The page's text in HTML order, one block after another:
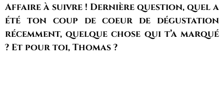
Affaire à suivre ! Dernière question, quel a
été ton coup de coeur de dégustation
récemment, quelque chose qui t’a marqué
? Et pour toi, Thomas ?